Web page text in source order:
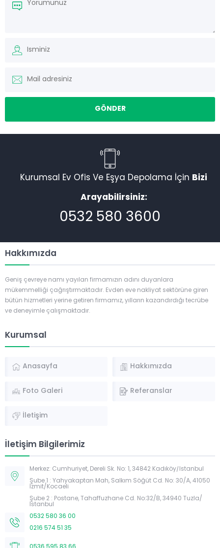
Kurumsal Ev Ofis Ve Eşya Depolama İçin Bizi
Arayabilirsiniz:
0532 580 3600
Hakkımızda
Geniş çevreye namı yayılan firmamızın adını duyanlara
mükemmelliği çağrıştırmaktadır. Evden eve nakliyat sektörüne giren
bütün hizmetleri yerine getiren firmamız, yılların kazandırdığı tecrübe
ve deneyimle çalışmaktadır.
Kurumsal
Anasayfa Hakkımızda
Foto Galeri Referanslar
İletişim
İletişim Bilgilerimiz
Merkez: Cumhuriyet, Dereli Sk. No: 1, 34842 Kadıköy/İstanbul
Şube 1 : Yahyakaptan Mah, Salkım Söğüt Cd. No: 30/A, 41050
İzmit/Kocaeli
Şube 2 : Postane, Tahaffuzhane Cd. No:32/B, 34940 Tuzla/
İstanbul
0532 580 36 00
0216 574 51 35
0536 595 83 66
Müşteri Temsilcisi